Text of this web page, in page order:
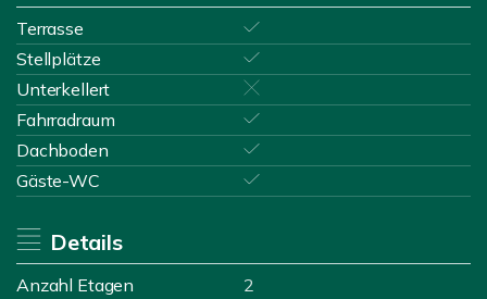
Terrasse
Stellplätze
Unterkellert
Fahrradraum
Dachboden
Gäste-WC
Details
Anzahl Etagen
2